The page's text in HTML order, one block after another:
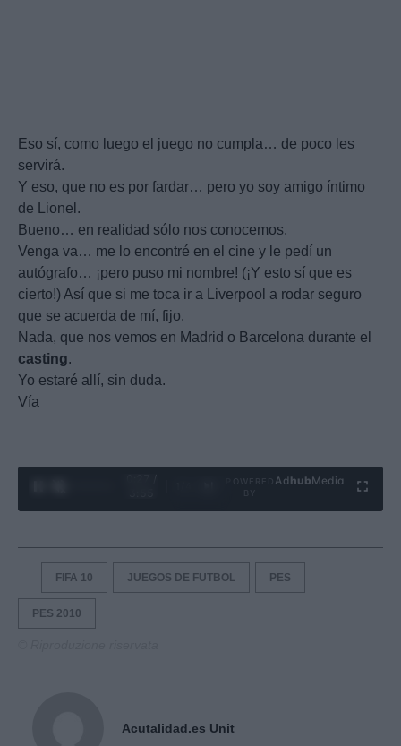
Eso sí, como luego el juego no cumpla… de poco les
servirá.
Y eso, que no es por fardar… pero yo soy amigo íntimo
de Lionel.
Bueno… en realidad sólo nos conocemos.
Venga va… me lo encontré en el cine y le pedí un
autógrafo… ¡pero puso mi nombre! (¡Y esto sí que es
cierto!) Así que si me toca ir a Liverpool a rodar seguro
que se acuerda de mí, fijo.
Nada, que nos vemos en Madrid o Barcelona durante el
casting.
Yo estaré allí, sin duda.
Vía
Ad hubMedia
FIFA 10 JUEGOS DE FUTBOL PES
PES 2010
Acutalidad.es Unit